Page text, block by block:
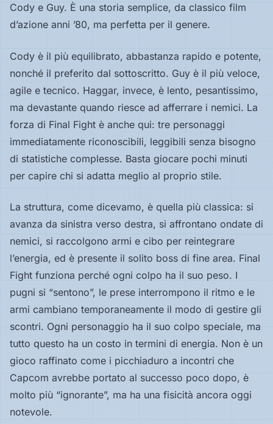
Cody e Guy. È una storia semplice, da classico film
d’azione anni ’80, ma perfetta per il genere.
Cody è il più equilibrato, abbastanza rapido e potente,
nonché il preferito dal sottoscritto. Guy è il più veloce,
agile e tecnico. Haggar, invece, è lento, pesantissimo,
ma devastante quando riesce ad afferrare i nemici. La
forza di Final Fight è anche qui: tre personaggi
immediatamente riconoscibili, leggibili senza bisogno
di statistiche complesse. Basta giocare pochi minuti
per capire chi si adatta meglio al proprio stile.
La struttura, come dicevamo, è quella più classica: si
avanza da sinistra verso destra, si affrontano ondate di
nemici, si raccolgono armi e cibo per reintegrare
l’energia, ed è presente il solito boss di fine area. Final
Fight funziona perché ogni colpo ha il suo peso. I
pugni si “sentono”, le prese interrompono il ritmo e le
armi cambiano temporaneamente il modo di gestire gli
scontri. Ogni personaggio ha il suo colpo speciale, ma
tutto questo ha un costo in termini di energia. Non è un
gioco raffinato come i picchiaduro a incontri che
Capcom avrebbe portato al successo poco dopo, è
molto più “ignorante”, ma ha una fisicità ancora oggi
notevole.